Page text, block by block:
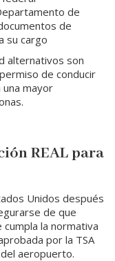
de
de
su cargo
alternativos son
de conducir
una mayor
REAL para
Unidos después
de que
la normativa
por la TSA
aeropuerto.